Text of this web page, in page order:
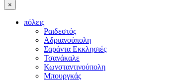
×
πόλεις
Ραιδεστός
Αδριανούπολη
Σαράντα Εκκλησιές
Τσανάκαλε
Κωνσταντινούπολη
Μπουργκάς